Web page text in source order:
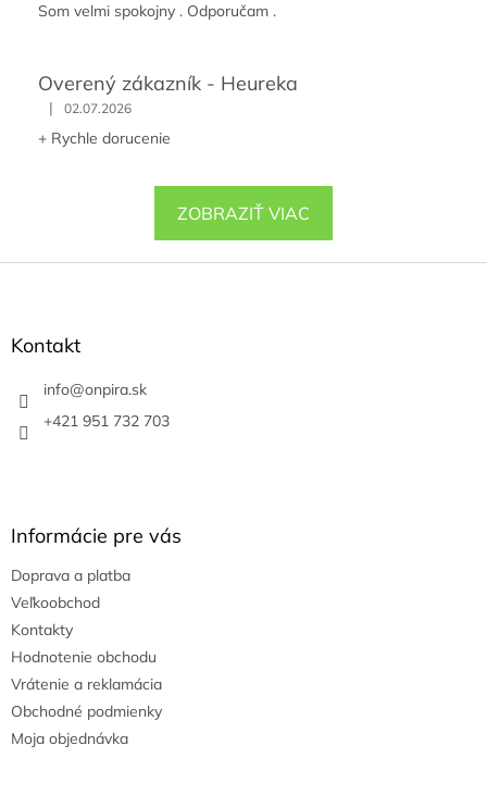
Som velmi spokojny . Odporučam .
Overený zákazník - Heureka
| 02.07.2026
+ Rychle dorucenie
ZOBRAZIŤ VIAC
Z
Kontakt
info@onpira.sk
+421 951 732 703
Informácie pre vás
Doprava a platba
Veľkoobchod
Kontakty
Hodnotenie obchodu
Vrátenie a reklamácia
Obchodné podmienky
Moja objednávka